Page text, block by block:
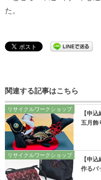
た。
関連する記事はこちら
リサイクルワークショップ
【申
五月飾
リサイクルワークショップ
【申
作るバ